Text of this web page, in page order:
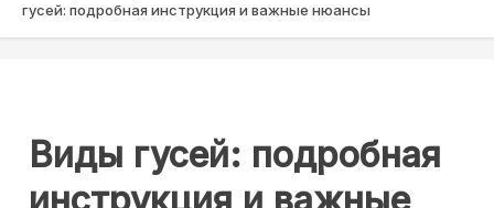
гусей: подробная инструкция и важные нюансы
Виды гусей: подробная